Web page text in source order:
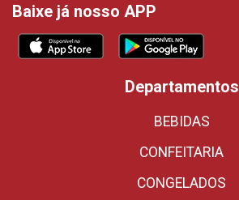
Baixe já nosso APP
Departamentos
BEBIDAS
CONFEITARIA
CONGELADOS